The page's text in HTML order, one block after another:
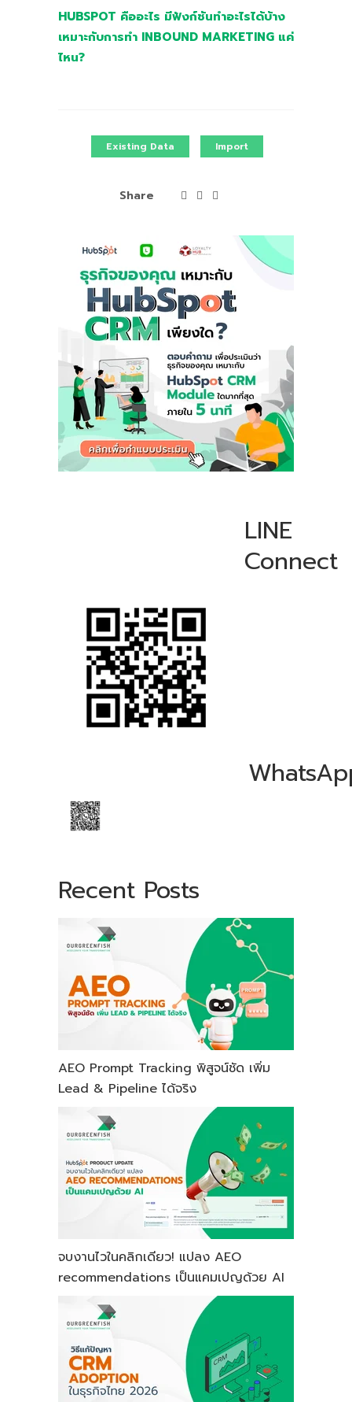
HUBSPOT คืออะไร มีฟังก์ชันทำอะไรได้บ้าง
เหมาะกับการทำ INBOUND MARKETING แค่
ไหน?
Existing Data Import
Share
LINE
Connect
Recent Posts
AEO Prompt Tracking พิสูจน์ชัด เพิ่ม
Lead & Pipeline ได้จริง
จบงานไวในคลิกเดียว! แปลง AEO
recommendations เป็นแคมเปญด้วย AI